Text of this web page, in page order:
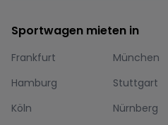
Sportwagen mieten in
Frankfurt München
Hamburg
Stuttgart
Köln
Nürnberg